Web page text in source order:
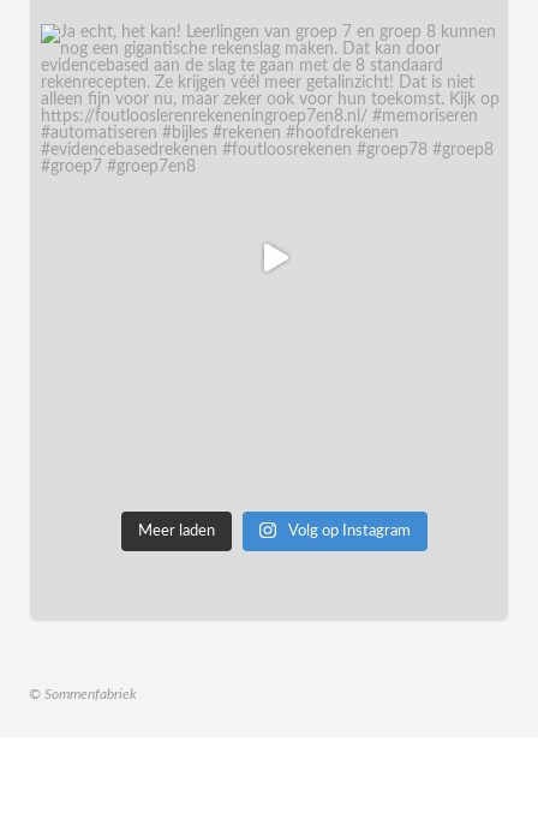
Meer laden Volg op Instagram
© Sommenfabriek